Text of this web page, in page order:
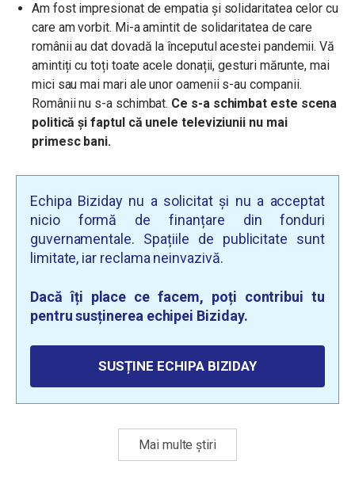
Am fost impresionat de empatia și solidaritatea celor cu
care am vorbit. Mi-a amintit de solidaritatea de care
românii au dat dovadă la începutul acestei pandemii. Vă
amintiți cu toți toate acele donații, gesturi mărunte, mai
mici sau mai mari ale unor oamenii s-au companii.
Românii nu s-a schimbat. Ce s-a schimbat este scena
politică și faptul că unele televiziunii nu mai
primesc bani.
Echipa Biziday nu a solicitat și nu a acceptat
nicio formă de finanțare din fonduri
guvernamentale. Spațiile de publicitate sunt
limitate, iar reclama neinvazivă.
Dacă îți place ce facem, poți contribui tu
pentru susținerea echipei Biziday.
SUSȚINE ECHIPA BIZIDAY
Mai multe știri